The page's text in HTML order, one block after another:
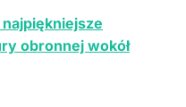
obronnej wokół